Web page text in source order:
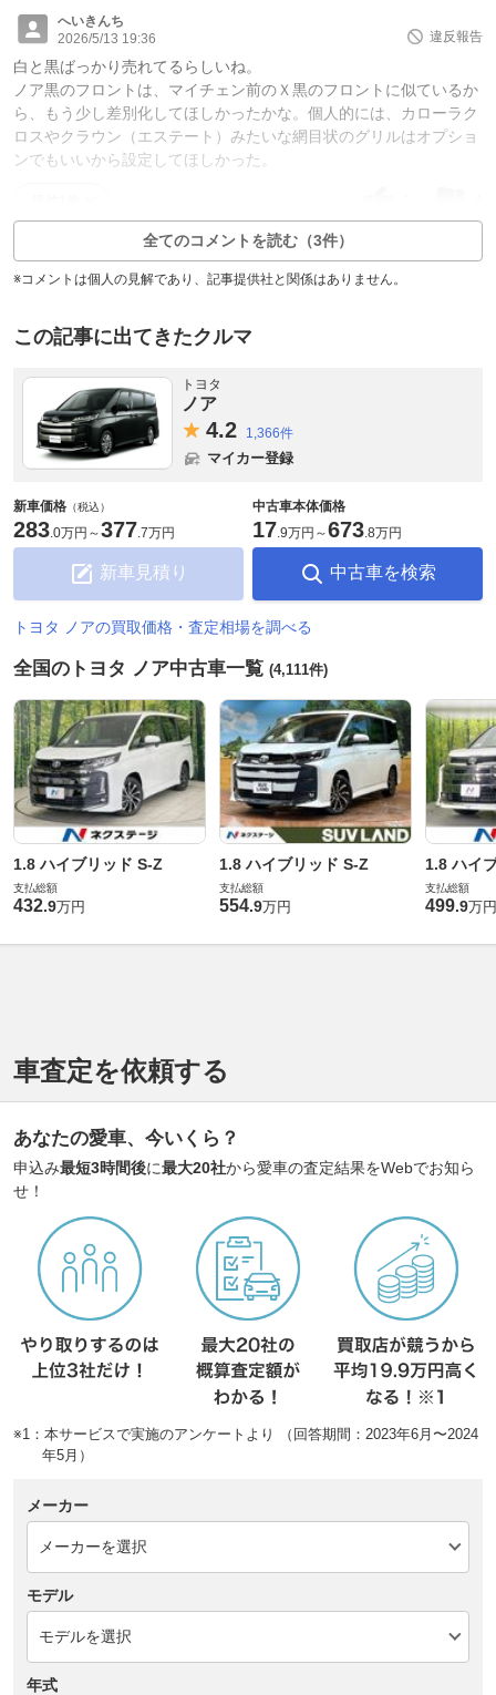
へいきんち
2026/5/13 19:36
違反報告
白と黒ばっかり売れてるらしいね。
ノア黒のフロントは、マイチェン前のＸ黒のフロントに似ているか
ら、もう少し差別化してほしかったかな。個人的には、カローラク
ロスやクラウン（エステート）みたいな網目状のグリルはオプショ
ンでもいいから設定してほしかった。
全てのコメントを読む（3件）
※コメントは個人の見解であり、記事提供社と関係はありません。
この記事に出てきたクルマ
トヨタ
ノア
4.2 1,366件
マイカー登録
新車価格 （税込）
283.0万円 ～377.7万円
新車見積り
中古車本体価格
17.9万円 ～673.8万円
中古車を検索
トヨタ ノアの買取価格・査定相場を調べる
全国のトヨタ ノア中古車一覧 (4,111件)
1.8 ハイブリッド S-Z
支払総額
432.9万円
1.8 ハイブリッド S-Z
支払総額
554.9万円
1.8 ハイ
支払総額
499.9万円
車査定を依頼する
あなたの愛車、今いくら？
申込み最短3時間後に最大20社から愛車の査定結果をWebでお知ら
せ！
※1：本サービスで実施のアンケートより （回答期間：2023年6月〜2024
年5月）
メーカー
モデル
年式